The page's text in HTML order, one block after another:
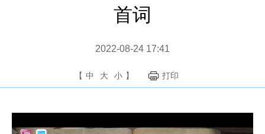
首词
2022-08-24 17:41
【 中 大 小 】 打印